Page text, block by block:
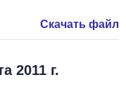
Скачать файл
2011 г.